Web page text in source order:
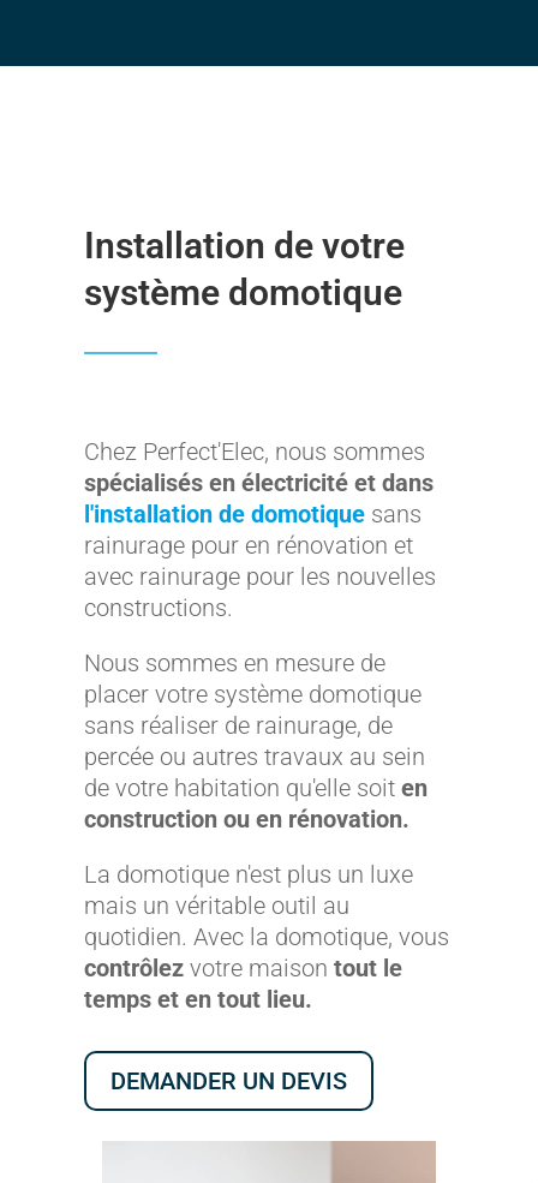
Installation de votre
système domotique
Chez Perfect'Elec, nous sommes
spécialisés en électricité et dans
l'installation de domotiquesans
rainurage pour en rénovation et
avec rainurage pour les nouvelles
constructions.
Nous sommes en mesure de
placer votre système domotique
sans réaliser de rainurage, de
percée ou autres travaux au sein
de votre habitation qu'elle soit en
construction ou en rénovation.
La domotique n'est plus un luxe
mais un véritable outil au
quotidien. Avec la domotique, vous
contrôlezvotre maison tout le
temps et en tout lieu.
DEMANDER UN DEVIS